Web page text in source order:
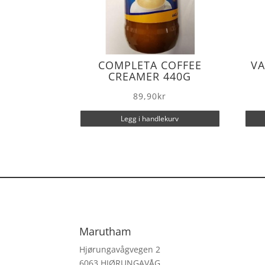
COMPLETA COFFEE
CREAMER 440G
89,90kr
Legg i handlekurv
Marutham
Hjørungavågvegen 2
6063 HJØRUNGAVÅG